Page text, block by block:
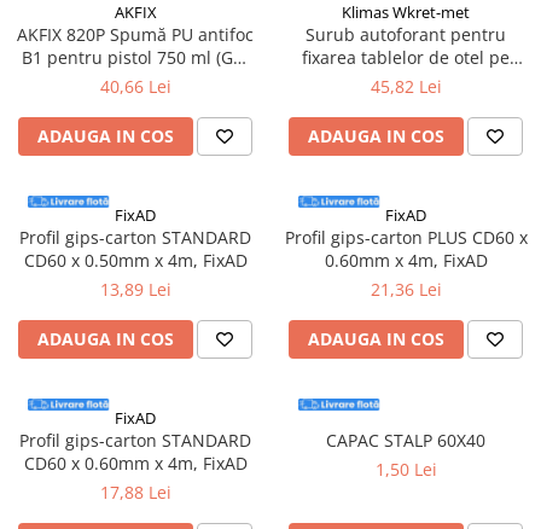
Suruburi pentru tabla
Ancore mecanice
Cuie constructii
Finisaje si amenajari interioare
Placi gips carton
Profile gips carton
Accesorii gips carton
Benzi gips carton
Accesorii tencuieli
Adezivi montaj
Etanse
AKFIX
AKFIX 820P Spumă PU antifoc
B1 pentru pistol 750 ml (GW
850 g)
40,66 Lei
ADAUGA IN COS
Klimas Wkret-met
Surub autoforant pentru
fixarea tablelor de otel pe
suport de lemn, 4,8x35mm,
Klimas Wkret-met
45,82 Lei
ADAUGA IN COS
FixAD
Profil gips-carton STANDARD
CD60 x 0.50mm x 4m, FixAD
13,89 Lei
ADAUGA IN COS
FixAD
Profil gips-carton PLUS CD60 x
0.60mm x 4m, FixAD
21,36 Lei
ADAUGA IN COS
FixAD
Profil gips-carton STANDARD
CD60 x 0.60mm x 4m, FixAD
17,88 Lei
CAPAC STALP 60X40
1,50 Lei